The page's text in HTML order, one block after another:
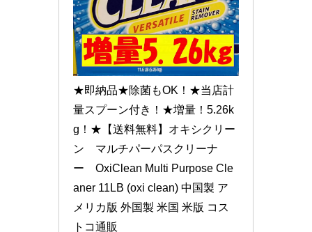
★即納品★除菌もOK！★当店計
量スプーン付き！★増量！5.26k
g！★【送料無料】オキシクリー
ン　マルチパーパスクリーナ
ー　OxiClean Multi Purpose Cle
aner 11LB (oxi clean) 中国製 ア
メリカ版 外国製 米国 米版 コス
トコ通販